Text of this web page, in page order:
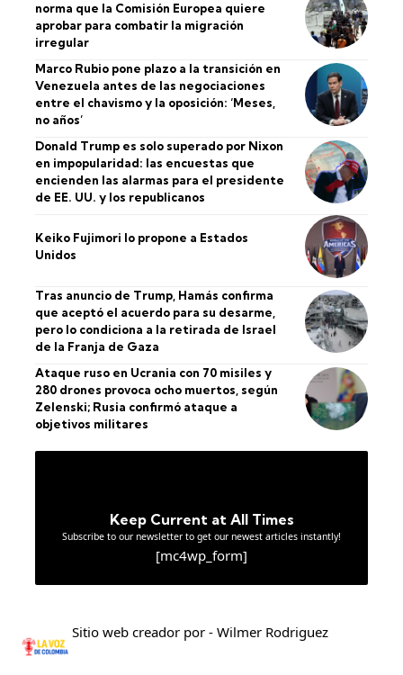
norma que la Comisión Europea quiere
aprobar para combatir la migración
irregular
Marco Rubio pone plazo a la transición en
Venezuela antes de las negociaciones
entre el chavismo y la oposición: ‘Meses,
no años’
Donald Trump es solo superado por Nixon
en impopularidad: las encuestas que
encienden las alarmas para el presidente
de EE. UU. y los republicanos
Keiko Fujimori lo propone a Estados
Unidos
Tras anuncio de Trump, Hamás confirma
que aceptó el acuerdo para su desarme,
pero lo condiciona a la retirada de Israel
de la Franja de Gaza
Ataque ruso en Ucrania con 70 misiles y
280 drones provoca ocho muertos, según
Zelenski; Rusia confirmó ataque a
objetivos militares
Keep Current at All Times
Subscribe to our newsletter to get our newest articles instantly!
[mc4wp_form]
Sitio web creador por - Wilmer Rodriguez